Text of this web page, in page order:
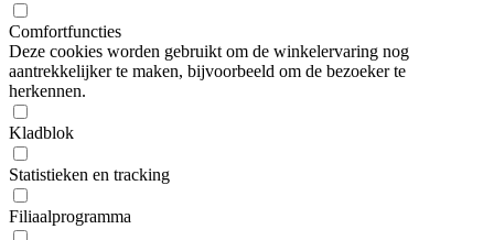
Comfortfuncties
Deze cookies worden gebruikt om de winkelervaring nog
aantrekkelijker te maken, bijvoorbeeld om de bezoeker te
herkennen.
Kladblok
Statistieken en tracking
Filiaalprogramma